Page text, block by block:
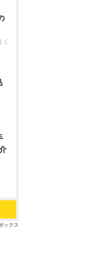
く
ックス